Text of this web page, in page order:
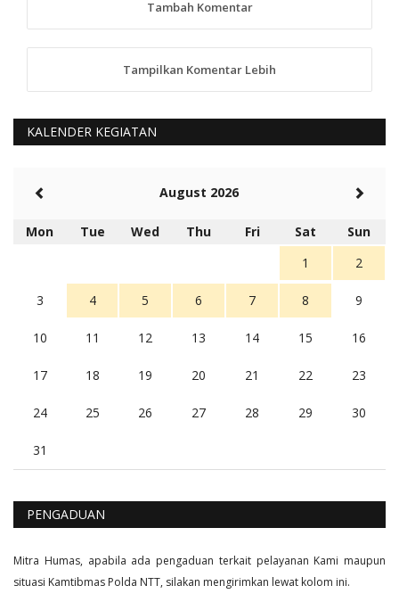
anggy (anakkaos@gmail.com)
Kami perantu bisa baca langsung terkait Pilkada Sumba
5 tahun Yang lalu
Rambu (rambu03@gmail.com)
Berita Polres Sumba Barat Mantap
5 tahun Yang lalu
Balas
16
Tambah Komentar
Tampilkan Komentar Lebih
KALENDER KEGIATAN
August 2026
Mon Tue Wed Thu Fri Sat
Sun
1
2
3 4 5 6 7 8 9
10 11 12 13 14 15 16
17 18 19 20 21 22 23
24 25 26 27 28 29 30
31
PENGADUAN
Mitra Humas, apabila ada pengaduan terkait pelayanan Kami maupun
situasi Kamtibmas Polda NTT, silakan mengirimkan lewat kolom ini.